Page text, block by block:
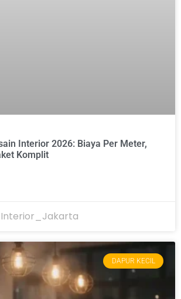
Interior 2026: Biaya Per Meter,
Komplit
DAPUR KECIL